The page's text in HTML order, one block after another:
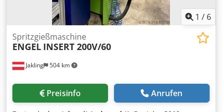
1 / 6
Jakling 504 km
Spritzgießmaschine
ENGEL INSERT 200V/60
Preisinfo Anrufen